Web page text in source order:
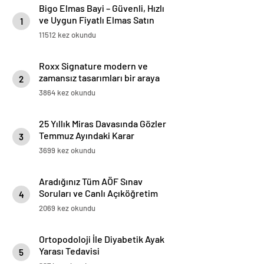
1
Bigo Elmas Bayi – Güvenli, Hızlı
ve Uygun Fiyatlı Elmas Satın
Almanın Yeni Adresi
11512 kez okundu
2
Roxx Signature modern ve
zamansız tasarımları bir araya
getiriyor
3864 kez okundu
3
25 Yıllık Miras Davasında Gözler
Temmuz Ayındaki Karar
Duruşmasına Çevrildi
3699 kez okundu
4
Aradığınız Tüm AÖF Sınav
Soruları ve Canlı Açıköğretim
Forumu Burada
2069 kez okundu
5
Ortopodoloji İle Diyabetik Ayak
Yarası Tedavisi